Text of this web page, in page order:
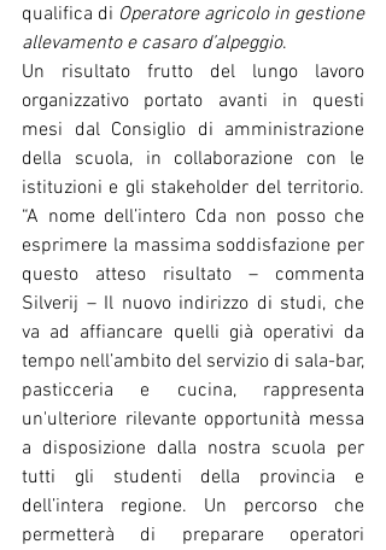
qualifica di Operatore agricolo in gestione
allevamento e casaro d’alpeggio.
Un risultato frutto del lungo lavoro
organizzativo portato avanti in questi
mesi dal Consiglio di amministrazione
della scuola, in collaborazione con le
istituzioni e gli stakeholder del territorio.
“A nome dell’intero Cda non posso che
esprimere la massima soddisfazione per
questo atteso risultato – commenta
Silverij – Il nuovo indirizzo di studi, che
va ad affiancare quelli già operativi da
tempo nell’ambito del servizio di sala-bar,
pasticceria e cucina, rappresenta
un'ulteriore rilevante opportunità messa
a disposizione dalla nostra scuola per
tutti gli studenti della provincia e
dell’intera regione. Un percorso che
permetterà di preparare operatori